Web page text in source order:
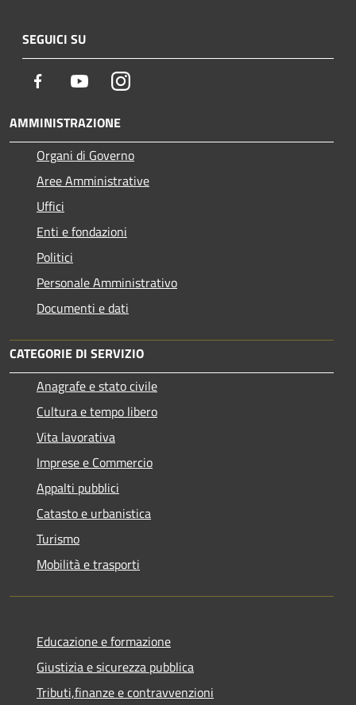
SEGUICI SU
Facebook YoutubeInstagram
AMMINISTRAZIONE
Organi di Governo
Aree Amministrative
Uffici
Enti e fondazioni
Politici
Personale Amministrativo
Documenti e dati
CATEGORIE DI SERVIZIO
Anagrafe e stato civile
Cultura e tempo libero
Vita lavorativa
Imprese e Commercio
Appalti pubblici
Catasto e urbanistica
Turismo
Mobilità e trasporti
Educazione e formazione
Giustizia e sicurezza pubblica
Tributi,finanze e contravvenzioni